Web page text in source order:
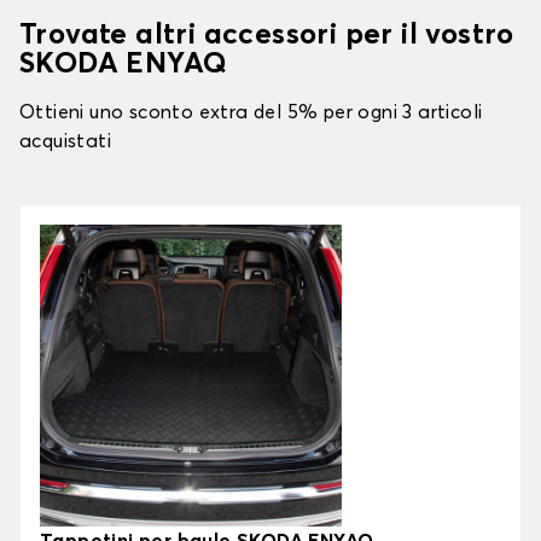
Trovate altri accessori per il vostro
SKODA ENYAQ
Ottieni uno sconto extra del 5% per ogni 3 articoli
acquistati